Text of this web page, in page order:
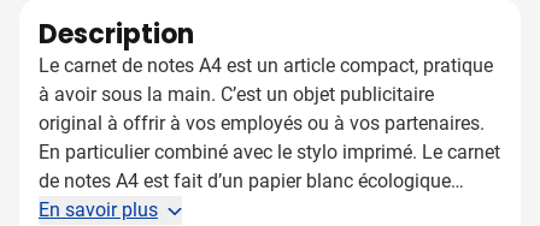
Description
Le carnet de notes A4 est un article compact, pratique
à avoir sous la main. C’est un objet publicitaire
original à offrir à vos employés ou à vos partenaires.
En particulier combiné avec le stylo imprimé. Le carnet
de notes A4 est fait d’un papier blanc écologique
Eucalyptus (80 grammes) et dispose d’un fond solide
En savoir plus